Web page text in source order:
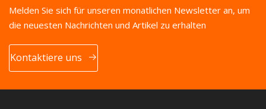
Melden Sie sich für unseren monatlichen Newsletter an, um
die neuesten Nachrichten und Artikel zu erhalten
Kontaktiere uns